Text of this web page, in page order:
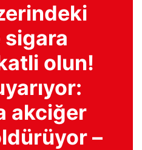
sigara
olun!
akciğer
–